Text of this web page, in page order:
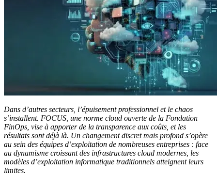
Dans d’autres secteurs, l’épuisement professionnel et le chaos
s’installent. FOCUS, une norme cloud ouverte de la Fondation
FinOps, vise à apporter de la transparence aux coûts, et les
résultats sont déjà là. Un changement discret mais profond s’opère
au sein des équipes d’exploitation de nombreuses entreprises : face
au dynamisme croissant des infrastructures cloud modernes, les
modèles d’exploitation informatique traditionnels atteignent leurs
limites.